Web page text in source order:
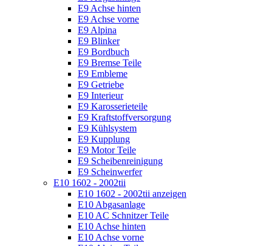
E9 Achse hinten
E9 Achse vorne
E9 Alpina
E9 Blinker
E9 Bordbuch
E9 Bremse Teile
E9 Embleme
E9 Getriebe
E9 Interieur
E9 Karosserieteile
E9 Kraftstoffversorgung
E9 Kühlsystem
E9 Kupplung
E9 Motor Teile
E9 Scheibenreinigung
E9 Scheinwerfer
E10 1602 - 2002tii
E10 1602 - 2002tii anzeigen
E10 Abgasanlage
E10 AC Schnitzer Teile
E10 Achse hinten
E10 Achse vorne